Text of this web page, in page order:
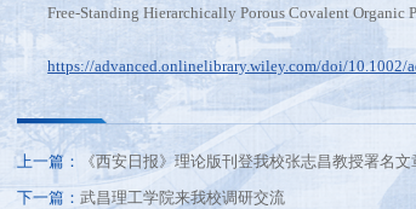
Free-Standing Hierarchically Porous Covalent
https://advanced.onlinelibrary.wiley.com/doi/10.1002/
上一篇： 《西安日报》理论版刊登我校张志昌教授署名文
下一篇： 武昌理工学院来我校调研交流